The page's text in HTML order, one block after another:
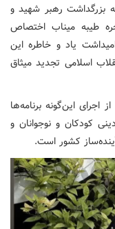
بزرگداشت رهبر شهید و
طیبه میناب اختصاص
یاد و خاطره این
اسلامی تجدید میثاق
اجرای این‌گونه برنامه‌ها
کودکان و نوجوانان و
کشور است.